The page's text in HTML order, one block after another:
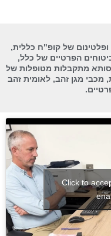
של קופ"ח כללית,
הפרטיים של כלל,
מתקבלות מטופלות של
מכבי מגן זהב, לאומית זהב
Click to